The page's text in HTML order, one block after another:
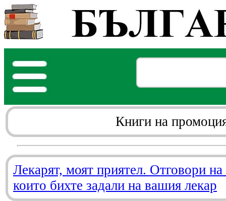
Книги на
Лекарят, моят приятел. Отговори
които бихте задали на вашия лекар